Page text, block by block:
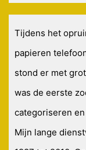
Tijdens het
papieren
stond er met
was de eerste
categoriseren
Mijn lange